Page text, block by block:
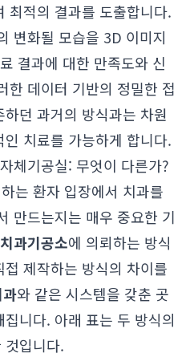
최적의 결과를 도출합니다.
변화될 모습을 3D 이미지
결과에 대한 만족도와 신
한 데이터 기반의 정밀한 접
던 과거의 방식과는 차원
치료를 가능하게 합니다.
체기공실: 무엇이 다른가?
는 환자 입장에서 치과를
만드는지는 매우 중요한 기
치과기공소에 의뢰하는 방식
접 제작하는 방식의 차이를
와 같은 시스템을 갖춘 곳
니다. 아래 표는 두 방식의
것입니다.